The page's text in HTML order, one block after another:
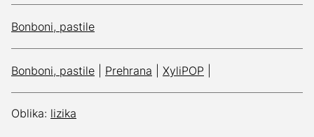
Bonboni, pastile
Bonboni, pastile Prehrana XyliPOP
Oblika: lizika